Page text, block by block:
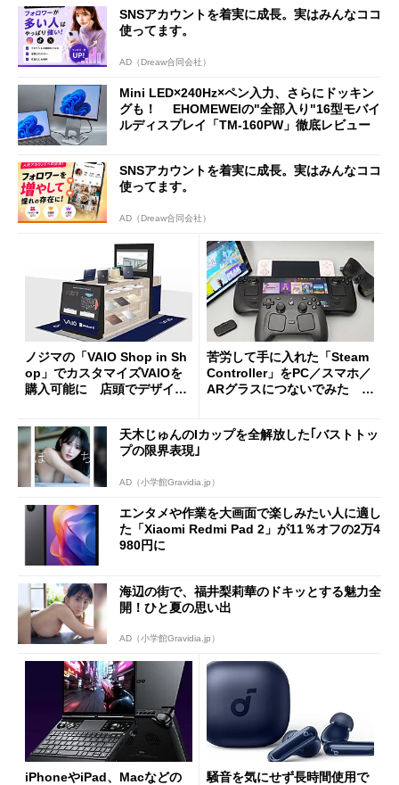
SNSアカウントを着実に成長。実はみんなココ
使ってます。
AD（Dreaw合同会社）
Mini LED×240Hz×ペン入力、さらにドッキン
グも！ EHOMEWEIの"全部入り"16型モバイ
ルディスプレイ「TM-160PW」徹底レビュー
SNSアカウントを着実に成長。実はみんなココ
使ってます。
AD（Dreaw合同会社）
ノジマの「VAIO Shop in Sh
op」でカスタマイズVAIOを
購入可能に 店頭でデザイン
苦労して手に入れた「Steam
Controller」をPC／スマホ／
ARグラスにつないでみた ゲ
天木じゅんのIカップを全解放した｢バストトッ
プの限界表現｣
AD（小学館Gravidia.jp）
エンタメや作業を大画面で楽しみたい人に適し
た「Xiaomi Redmi Pad 2」が11％オフの2万4
980円に
海辺の街で、福井梨莉華のドキッとする魅力全
開！ひと夏の思い出
AD（小学館Gravidia.jp）
iPhoneやiPad、Macなどの
騒音を気にせず長時間使用で